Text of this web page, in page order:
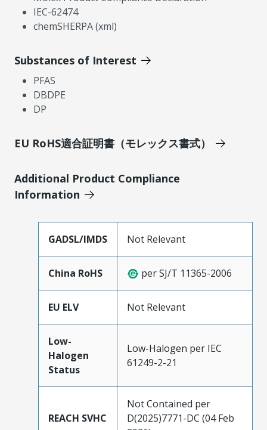
IEC-62474
chemSHERPA (xml)
Substances of Interest
PFAS
DBDPE
DP
EU RoHS適合証明書（モレックス書式）
Additional Product Compliance
Information
GADSL/IMDS Not Relevant
China RoHS per SJ/T 11365-2006
EU ELV Not Relevant
Low-
Halogen
Status
Low-Halogen per IEC
61249-2-21
REACH SVHC
Not Contained per
D(2025)7771-DC (04 Feb